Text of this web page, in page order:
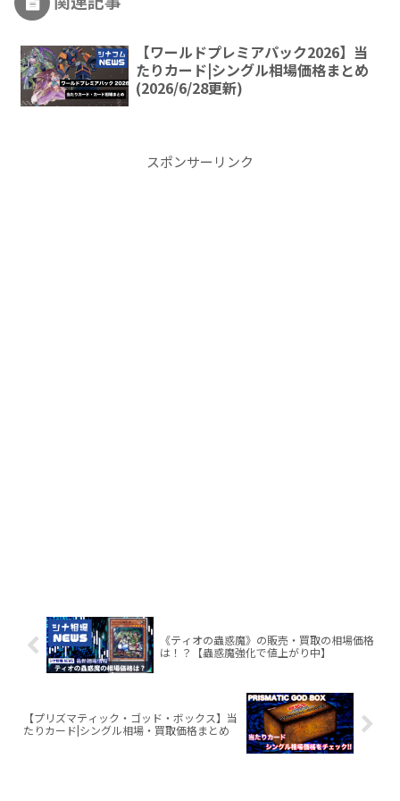
【ワールドプレミアパック2026】当
たりカード|シングル相場価格まとめ
(2026/6/28更新)
スポンサーリンク
《ティオの蟲惑魔》の販売・買取の相場価格
は！？【蟲惑魔強化で値上がり中】
【プリズマティック・ゴッド・ボックス】当
たりカード|シングル相場・買取価格まとめ